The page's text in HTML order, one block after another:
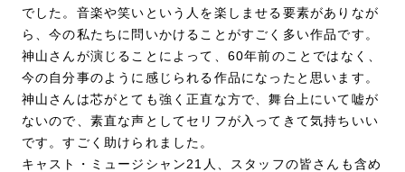
でした。音楽や笑いという人を楽しませる要素がありなが
ら、今の私たちに問いかけることがすごく多い作品です。
神山さんが演じることによって、60年前のことではなく、
今の自分事のように感じられる作品になったと思います。
神山さんは芯がとても強く正直な方で、舞台上にいて嘘が
ないので、素直な声としてセリフが入ってきて気持ちいい
です。すごく助けられました。
キャスト・ミュージシャン21人、スタッフの皆さんも含め